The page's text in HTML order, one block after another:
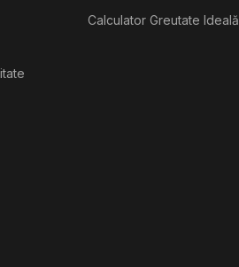
Calculator Greutate Ideală